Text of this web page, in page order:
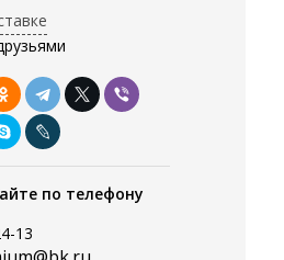
по телефону
13